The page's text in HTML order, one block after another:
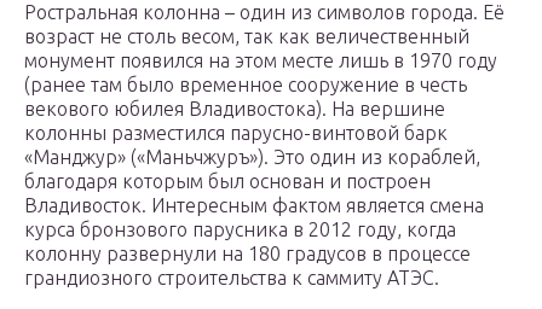
Ростральная колонна – один из символов города. Её
возраст не столь весом, так как величественный
монумент появился на этом месте лишь в 1970 году
(ранее там было временное сооружение в честь
векового юбилея Владивостока). На вершине
колонны разместился парусно-винтовой барк
«Манджур» («Маньчжуръ»). Это один из кораблей,
благодаря которым был основан и построен
Владивосток. Интересным фактом является смена
курса бронзового парусника в 2012 году, когда
колонну развернули на 180 градусов в процессе
грандиозного строительства к саммиту АТЭС.